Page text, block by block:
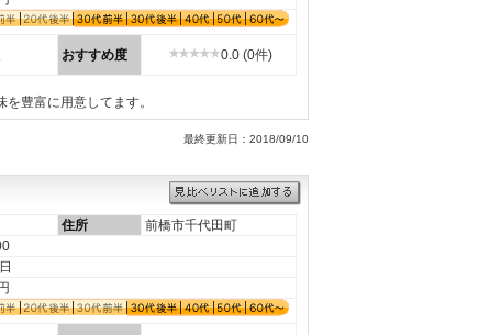
おすすめ度 0.0 (0件)
豊富に用意してます。
最終更新日：2018/09/10
住所
前橋市千代田町